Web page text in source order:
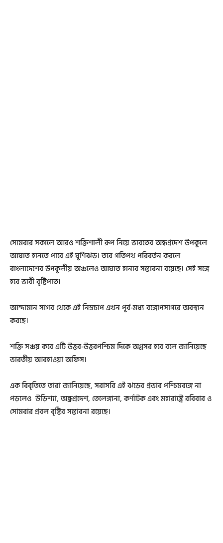
সোমবার সকালে আরও শক্তিশালী রূপ নিয়ে ভারতের অন্ধপ্রদেশ উপকূলে
আঘাত হানতে পারে এই ঘূর্ণিঝড়। তবে গতিপথ পরিবর্তন করলে
বাংলাদেশের উপকূলীয় অঞ্চলেও আঘাত হানার সম্ভাবনা রয়েছে। সেই সঙ্গে
হবে ভারী বৃষ্টিপাত।
আন্দামান সাগর থেকে এই নিম্নচাপ এখন পূর্ব-মধ্য বঙ্গোপসাগরে অবস্থান
করছে।
শক্তি সঞ্চয় করে এটি উত্তর-উত্তরপশ্চিম দিকে অগ্রসর হবে বলে জানিয়েছে
ভারতীয় আবহাওয়া অফিস।
এক বিবৃতিতে তারা জানিয়েছে, সরাসরি এই ঝড়ের প্রভাব পশ্চিমবঙ্গে না
পড়লেও উড়িশ্যা, অন্ধ্রপ্রদেশ, তেলেঙ্গানা, কর্ণাটক এবং মহারাষ্ট্রে রবিবার ও
সোমবার প্রবল বৃষ্টির সম্ভাবনা রয়েছে।